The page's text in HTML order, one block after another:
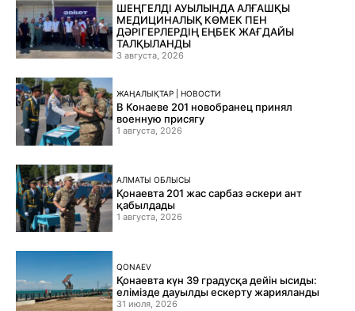
ШЕҢГЕЛДІ АУЫЛЫНДА АЛҒАШҚЫ
МЕДИЦИНАЛЫҚ КӨМЕК ПЕН
ДӘРІГЕРЛЕРДІҢ ЕҢБЕК ЖАҒДАЙЫ
ТАЛҚЫЛАНДЫ
3 августа, 2026
ЖАҢАЛЫҚТАР | НОВОСТИ
В Конаеве 201 новобранец принял
военную присягу
1 августа, 2026
АЛМАТЫ ОБЛЫСЫ
Қонаевта 201 жас сарбаз әскери ант
қабылдады
1 августа, 2026
QONAEV
Қонаевта күн 39 градусқа дейін ысиды:
елімізде дауылды ескерту жарияланды
31 июля, 2026